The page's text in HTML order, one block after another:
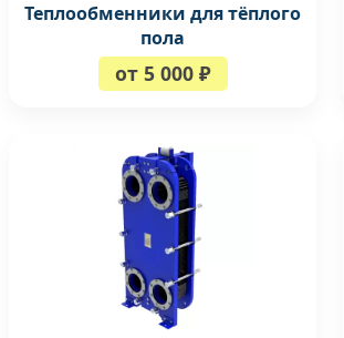
Теплообменники для тёплого
пола
от 5 000 ₽